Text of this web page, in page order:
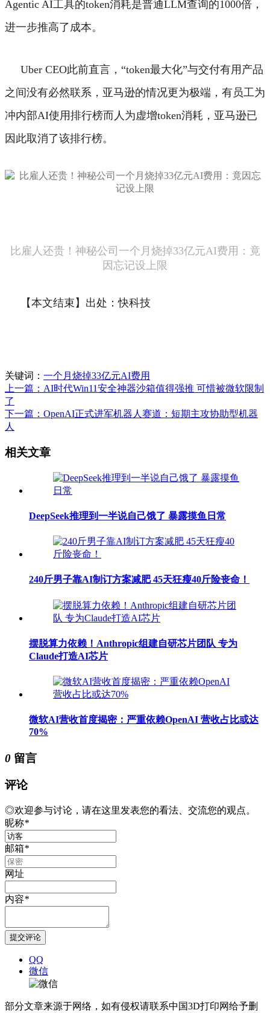
Agentic AI工具的token消耗是普通LLM查询的1000倍，
进一步推高了成本。
Uber CEO此前直言，“token最大化”与交付有用产品
之间没有必然联系，亚马逊的情况更为极端，有员工为
冲内部AI使用排行榜而人为虚增token消耗，亚马逊已
因此取消了该排行榜。
比雇人还贵！神秘公司一个月烧掉33亿元AI费用：竟
因忘记设上限
【本文结束】出处：快科技
关键词： 一个月烧掉33亿元AI费用
上一篇：AI时代Win11安全神器沙箱值得强推 可惜被微软限制
了
下一篇：OpenAI正式进军机器人赛道：短期主攻协助型机器
人
相关文章
DeepSeek推理到一半说自己饿了 暴露摸鱼日常
240斤男子靠AI制订方案减肥 45天狂瘦40斤险丧命！
摆脱算力依赖！Anthropic组建自研芯片团队 专为
Claude打造AI芯片
微软AI营收首度揭密：严重依赖OpenAI 营收占比或达
70%
0 留言
评论
◎欢迎参与讨论，请在这里发表您的看法、交流您的观点。
昵称*
邮箱*
网址
内容*
QQ
微信
部分文章来源于网络，如有侵权请联系中国3D打印网给予删